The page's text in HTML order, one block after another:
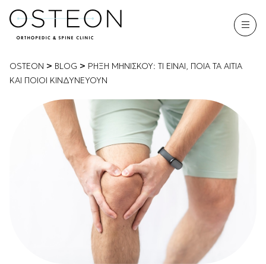
OSTEON > BLOG > ΡΉΞΗ ΜΗΝΊΣΚΟΥ: ΤΙ ΕΊΝΑΙ, ΠΟΙΑ ΤΑ ΑΊΤΙΑ
ΚΑΙ ΠΟΙΟΙ ΚΙΝΔΥΝΕΎΟΥΝ